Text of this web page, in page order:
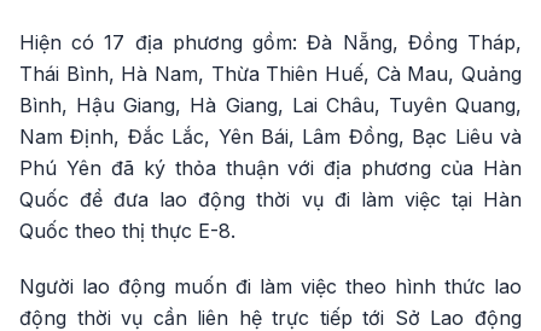
Hiện có 17 địa phương gồm: Đà Nẵng, Đồng Tháp,
Thái Bình, Hà Nam, Thừa Thiên Huế, Cà Mau, Quảng
Bình, Hậu Giang, Hà Giang, Lai Châu, Tuyên Quang,
Nam Định, Đắc Lắc, Yên Bái, Lâm Đồng, Bạc Liêu và
Phú Yên đã ký thỏa thuận với địa phương của Hàn
Quốc để đưa lao động thời vụ đi làm việc tại Hàn
Quốc theo thị thực E-8.
Người lao động muốn đi làm việc theo hình thức lao
động thời vụ cần liên hệ trực tiếp tới Sở Lao động